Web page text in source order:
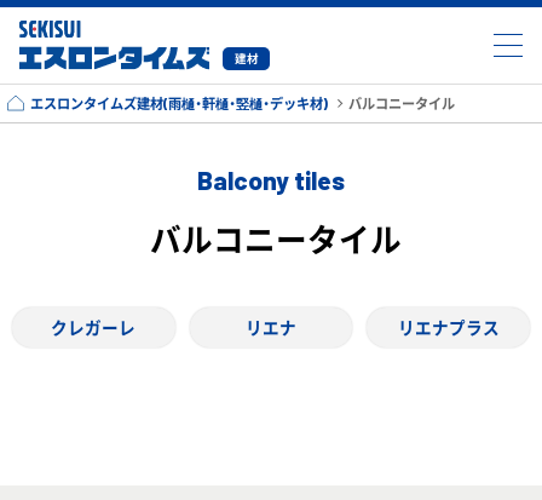
建材
エスロンタイムズ建材(雨樋・軒樋・竪樋・デッキ材) バルコニータイル
Balcony tiles
バルコニータイル
クレガーレ リエナ リエナプラス